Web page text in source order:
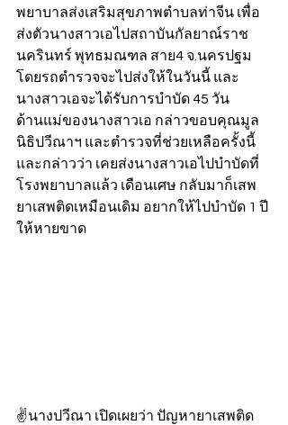
พยาบาลส่งเสริมสุขภาพตำบลท่าจีน เพื่อ
ส่งตัวนางสาวเอไปสถาบันกัลยาณ์ราช
นครินทร์ พุทธมณฑล สาย4 จ.นครปฐม
โดยรถตำรวจจะไปส่งให้ในวันนี้ และ
นางสาวเอจะได้รับการบำบัด 45 วัน
ด้านแม่ของนางสาวเอ กล่าวขอบคุณมูล
นิธิปวีณาฯ และตำรวจที่ช่วยเหลือครั้งนี้
และกล่าวว่า เคยส่งนางสาวเอไปบำบัดที่
โรงพยาบาลแล้ว เดือนเศษ กลับมาก็เสพ
ยาเสพติดเหมือนเดิม อยากให้ไปบำบัด 1 ปี
ให้หายขาด
✌นางปวีณา เปิดเผยว่า ปัญหายาเสพติด